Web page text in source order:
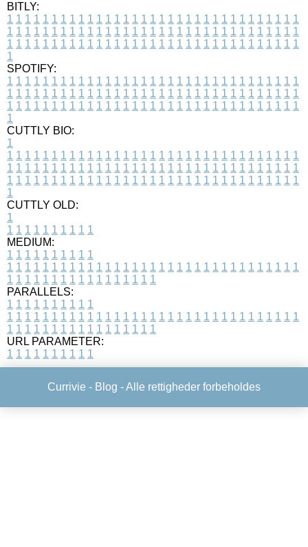
BITLY:
1 1 1 1 1 1 1 1 1 1 1 1 1 1 1 1 1 1 1 1 1 1 1 1 1 1 1 1 1 1 1 1 1
1 1 1 1 1 1 1 1 1 1 1 1 1 1 1 1 1 1 1 1 1 1 1 1 1 1 1 1 1 1 1 1 1
1 1 1 1 1 1 1 1 1 1 1 1 1 1 1 1 1 1 1 1 1 1 1 1 1 1 1 1 1 1 1 1 1
1
SPOTIFY:
1 1 1 1 1 1 1 1 1 1 1 1 1 1 1 1 1 1 1 1 1 1 1 1 1 1 1 1 1 1 1 1 1
1 1 1 1 1 1 1 1 1 1 1 1 1 1 1 1 1 1 1 1 1 1 1 1 1 1 1 1 1 1 1 1 1
1 1 1 1 1 1 1 1 1 1 1 1 1 1 1 1 1 1 1 1 1 1 1 1 1 1 1 1 1 1 1 1 1
1
CUTTLY BIO:
1
1 1 1 1 1 1 1 1 1 1 1 1 1 1 1 1 1 1 1 1 1 1 1 1 1 1 1 1 1 1 1 1 1
1 1 1 1 1 1 1 1 1 1 1 1 1 1 1 1 1 1 1 1 1 1 1 1 1 1 1 1 1 1 1 1 1
1 1 1 1 1 1 1 1 1 1 1 1 1 1 1 1 1 1 1 1 1 1 1 1 1 1 1 1 1 1 1 1 1
1
CUTTLY OLD:
1
1 1 1 1 1 1 1 1 1 1
MEDIUM:
1 1 1 1 1 1 1 1 1 1
1 1 1 1 1 1 1 1 1 1 1 1 1 1 1 1 1 1 1 1 1 1 1 1 1 1 1 1 1 1 1 1 1
1 1 1 1 1 1 1 1 1 1 1 1 1 1 1 1 1
PARALLELS:
1 1 1 1 1 1 1 1 1 1
1 1 1 1 1 1 1 1 1 1 1 1 1 1 1 1 1 1 1 1 1 1 1 1 1 1 1 1 1 1 1 1 1
1 1 1 1 1 1 1 1 1 1 1 1 1 1 1 1 1
URL PARAMETER:
1 1 1 1 1 1 1 1 1 1
Currivie - Blog - Alle rettigheder forbeholdes